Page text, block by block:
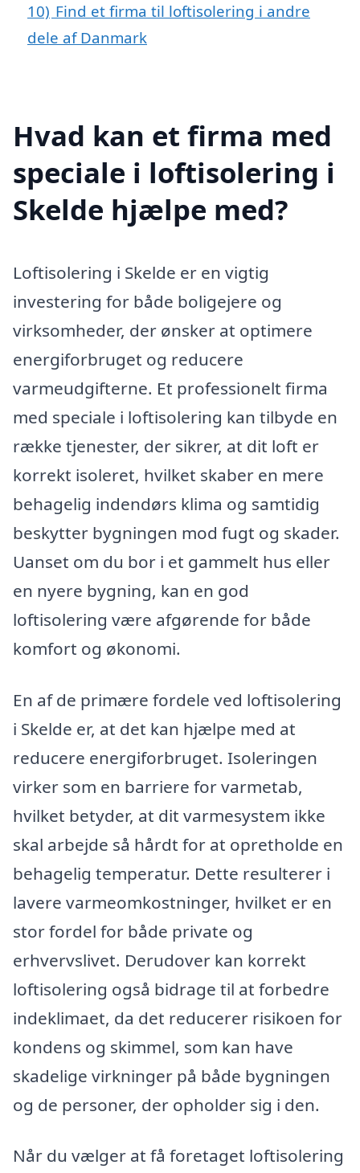
10) Find et firma til loftisolering i andre
dele af Danmark
Hvad kan et firma med
speciale i loftisolering i
Skelde hjælpe med?
Loftisolering i Skelde er en vigtig
investering for både boligejere og
virksomheder, der ønsker at optimere
energiforbruget og reducere
varmeudgifterne. Et professionelt firma
med speciale i loftisolering kan tilbyde en
række tjenester, der sikrer, at dit loft er
korrekt isoleret, hvilket skaber en mere
behagelig indendørs klima og samtidig
beskytter bygningen mod fugt og skader.
Uanset om du bor i et gammelt hus eller
en nyere bygning, kan en god
loftisolering være afgørende for både
komfort og økonomi.
En af de primære fordele ved loftisolering
i Skelde er, at det kan hjælpe med at
reducere energiforbruget. Isoleringen
virker som en barriere for varmetab,
hvilket betyder, at dit varmesystem ikke
skal arbejde så hårdt for at opretholde en
behagelig temperatur. Dette resulterer i
lavere varmeomkostninger, hvilket er en
stor fordel for både private og
erhvervslivet. Derudover kan korrekt
loftisolering også bidrage til at forbedre
indeklimaet, da det reducerer risikoen for
kondens og skimmel, som kan have
skadelige virkninger på både bygningen
og de personer, der opholder sig i den.
Når du vælger at få foretaget loftisolering